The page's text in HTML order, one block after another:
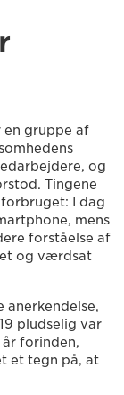
en gruppe af
og
Tingene
I dag
mens
forståelse af
og værdsat
anerkendelse,
pludselig var
forinden,
et tegn på, at